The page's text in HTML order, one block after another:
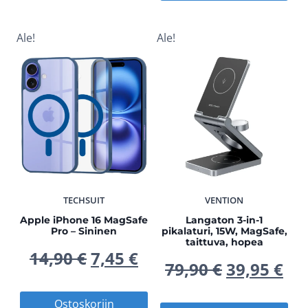
7,45 €.
oli:
on:
Ale!
TECHSUIT
Apple iPhone 16 MagSafe
Pro – Sininen
14,90€Alkuperäinen
hinta
7,45 €Nykyinen
hinta
Ostoskoriin
Ale!
VENTION
Langaton 3-in-1
pikalaturi, 15W, MagSafe,
taittuva, hopea
79,90€
hinta
39,95 €